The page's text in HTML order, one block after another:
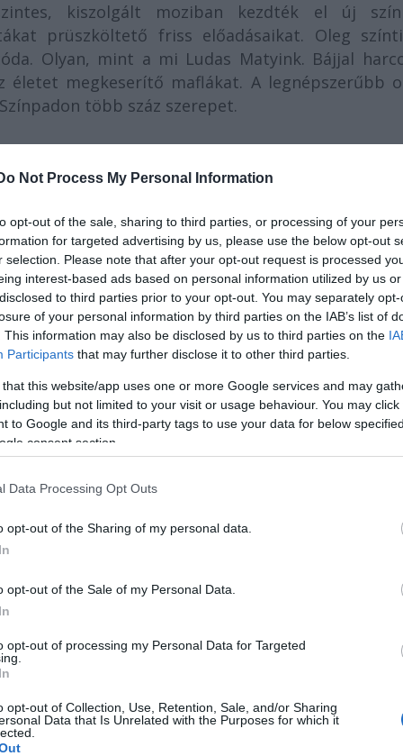
Not Process My Personal Information
opt-out of the sale, sharing to third parties, or processing of your
for targeted advertising by us, please use the below opt-out
selection. Please note that after your opt-out request is processed
interest-based ads based on personal information utilized by us
to third parties prior to your opt-out. You may separately
of your personal information by third parties on the IAB’s list of
This information may also be disclosed by us to third parties on the
Participants that may further disclose it to other third parties.
that this website/app uses one or more Google services and may
but not limited to your visit or usage behaviour. You may
to Google and its third-party tags to use your data for below
consent section.
Data Processing Opt Outs
opt-out of the Sharing of my personal data.
opt-out of the Sale of my Personal Data.
opt-out of processing my Personal Data for Targeted
opt-out of Collection, Use, Retention, Sale, and/or Sharing
Data that Is Unrelated with the Purposes for which it
kiszolgált moziban kezdték el új
prüszköltető friss előadásaikat. Oleg
Olyan, mint a mi Ludas Matyink. Bájjal
megkeserítő maflákat. A legnépszerűbb
több száz szerepet.
nevekhez vonakodva mentek színházba-
magyar mozinézőknél a Ragyogj, ragyogj,
komédiával. Iszkremaszt, a vándormozist
került, de minden körülmények között
mentette tekercsekben és rozoga
huncutkodott a film, hogy a világnézeti
nem is tudták, hogy a szereplőgárda kis és
a Kultúraelhárító Hivatal nem-
Hucijev, Vlagyimir Naumov filmrendezők.
Walter Schnellenberg tábornokot játszotta.
össze cigarettája szopókáját, amilyen
A náci tábornokot gesztusa a
Színház igazgatója. Farmerben
Szemtelen fondorlattal színre csikarta
vágták. Tálcára rakott, grúz bajuszú
(1970).
gyerekei. Oleg megnézte előbb Petőfi A
neki a fiatalok. Felültették a színpadra, és
szeme se rebbent és a politikailag